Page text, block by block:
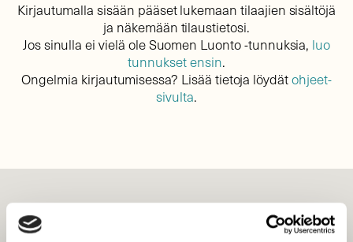
Kirjautumalla sisään pääset lukemaan tilaajien sisältöjä
ja näkemään tilaustietosi.
Jos sinulla ei vielä ole Suomen Luonto -tunnuksia, luo
tunnukset ensin.
Ongelmia kirjautumisessa? Lisää tietoja löydätohjeet-
sivulta.